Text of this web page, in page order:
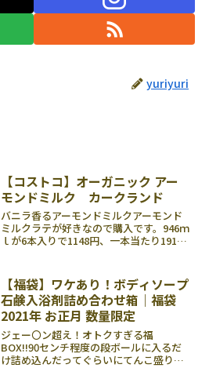
yuriyuri
【コストコ】オーガニック アー
モンドミルク カークランド
バニラ香るアーモンドミルクアーモンド
ミルクラテが好きなので購入です。946ｍ
ｌが6本入りで1148円、一本当たり191円
24から25回提供できます。一杯あたり
は...
【福袋】ワケあり！ボディソープ
石鹸入浴剤詰め合わせ箱｜福袋
2021年 お正月 数量限定
ジェー〇ン超え！オトクすぎる福
BOX!!90センチ程度の段ボールに入るだ
け詰め込んだってぐらいにてんこ盛りで